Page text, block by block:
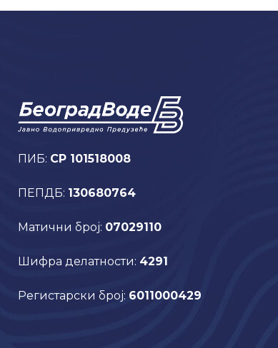
ПИБ: CP 101518008
ПЕПДБ: 130680764
Матични број: 07029110
Шифра делатности: 4291
Регистарски број: 6011000429